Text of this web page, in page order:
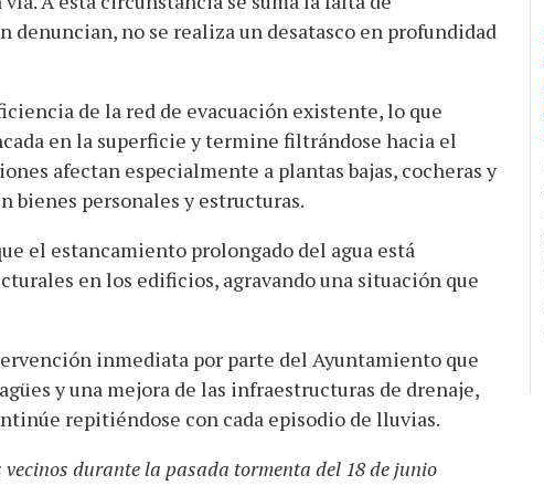
denuncian, no se realiza un desatasco en profundidad
de la red de evacuación existente, lo que
en la superficie y termine filtrándose hacia el
afectan especialmente a plantas bajas, cocheras y
bienes personales y estructuras.
el estancamiento prolongado del agua está
en los edificios, agravando una situación que
inmediata por parte del Ayuntamiento que
y una mejora de las infraestructuras de drenaje,
repitiéndose con cada episodio de lluvias.
durante la pasada tormenta del 18 de junio